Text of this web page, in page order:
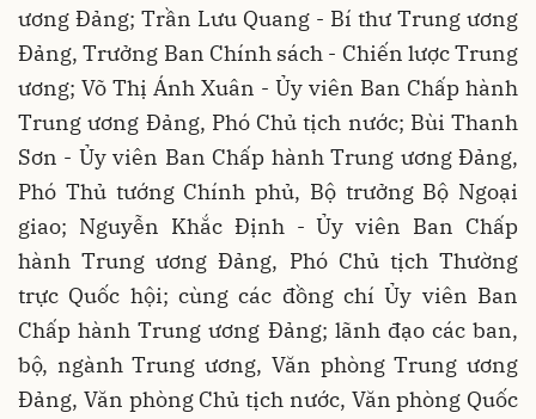
ương Đảng; Trần Lưu Quang - Bí thư Trung ương
Đảng, Trưởng Ban Chính sách - Chiến lược Trung
ương; Võ Thị Ánh Xuân - Ủy viên Ban Chấp hành
Trung ương Đảng, Phó Chủ tịch nước; Bùi Thanh
Sơn - Ủy viên Ban Chấp hành Trung ương Đảng,
Phó Thủ tướng Chính phủ, Bộ trưởng Bộ Ngoại
giao; Nguyễn Khắc Định - Ủy viên Ban Chấp
hành Trung ương Đảng, Phó Chủ tịch Thường
trực Quốc hội; cùng các đồng chí Ủy viên Ban
Chấp hành Trung ương Đảng; lãnh đạo các ban,
bộ, ngành Trung ương, Văn phòng Trung ương
Đảng, Văn phòng Chủ tịch nước, Văn phòng Quốc